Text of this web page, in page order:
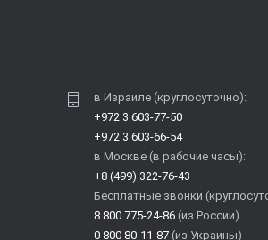
в Израиле (круглосуточно):
+972 3 603-77-50
+972 3 603-66-54
в Москве (в рабочие часы):
+8 (499) 322-76-43
Бесплатные звонки
8 800 775-24-86 (из России)
0 800 80-11-87 (из Украины)